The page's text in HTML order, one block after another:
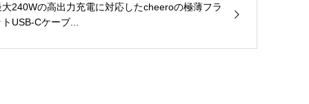
大240Wの高出力充電に対応したcheeroの極薄フラ
トUSB-Cケーブ...